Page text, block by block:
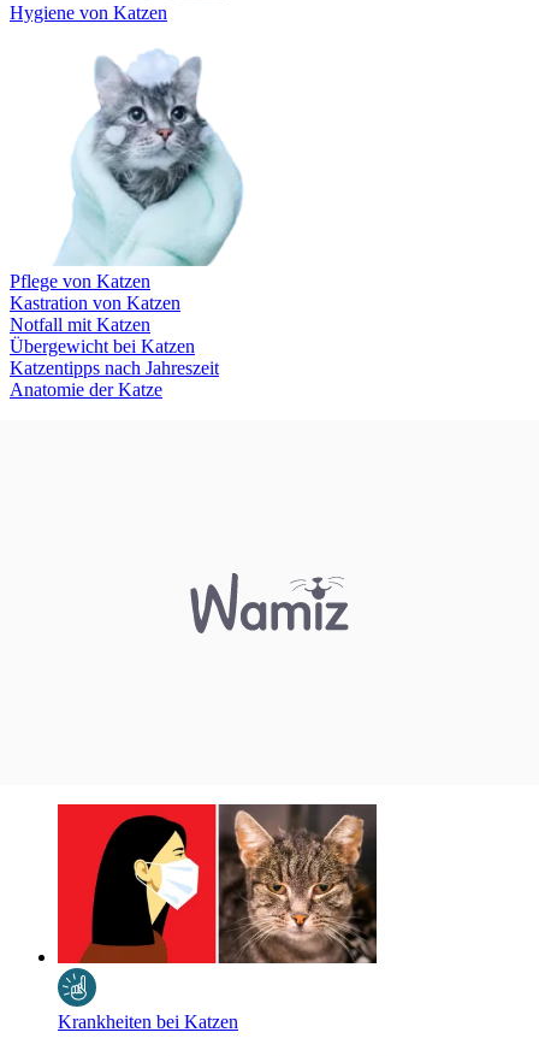
Hygiene von Katzen
Pflege von Katzen
Kastration von Katzen
Notfall mit Katzen
Übergewicht bei Katzen
Katzentipps nach Jahreszeit
Anatomie der Katze
Krankheiten bei Katzen